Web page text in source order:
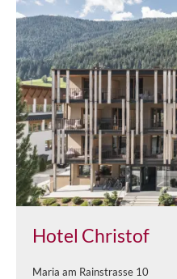
Hotel Christof
Maria am Rainstrasse 10